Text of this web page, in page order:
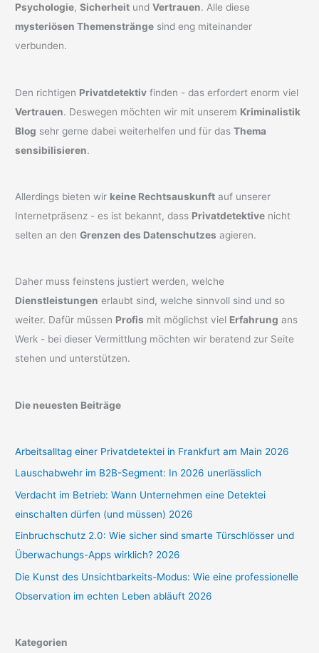
Psychologie,Sicherheit undVertrauen. Alle diese
mysteriösen Themenstränge sind eng miteinander
verbunden.
Den richtigen Privatdetektiv finden - das erfordert enorm viel
Vertrauen. Deswegen möchten wir mit unserem Kriminalistik
Blog sehr gerne dabei weiterhelfen und für dasThema
sensibilisieren.
Allerdings bieten wir keine Rechtsauskunft auf unserer
Internetpräsenz - es ist bekannt, dass Privatdetektive nicht
selten an denGrenzen des Datenschutzes agieren.
Daher muss feinstens justiert werden, welche
Dienstleistungen erlaubt sind, welche sinnvoll sind und so
weiter. Dafür müssen Profis mit möglichst viel Erfahrung ans
Werk - bei dieser Vermittlung möchten wir beratend zur Seite
stehen und unterstützen.
Die neuesten Beiträge
Arbeitsalltag einer Privatdetektei in Frankfurt am Main 2026
Lauschabwehr im B2B-Segment: In 2026 unerlässlich
Verdacht im Betrieb: Wann Unternehmen eine Detektei
einschalten dürfen (und müssen) 2026
Einbruchschutz 2.0: Wie sicher sind smarte Türschlösser und
Überwachungs-Apps wirklich? 2026
Die Kunst des Unsichtbarkeits-Modus: Wie eine professionelle
Observation im echten Leben abläuft 2026
Kategorien